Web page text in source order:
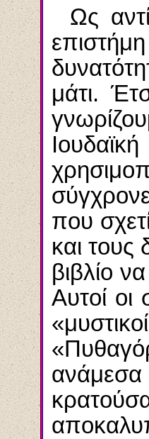
Ως
μάτι.
που
και
βιβλίο
Αυτοί οι